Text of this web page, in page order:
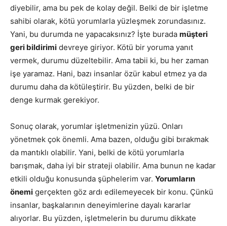
diyebilir, ama bu pek de kolay değil. Belki de bir işletme
sahibi olarak, kötü yorumlarla yüzleşmek zorundasınız.
Yani, bu durumda ne yapacaksınız? İşte burada müşteri
geri bildirimi devreye giriyor. Kötü bir yoruma yanıt
vermek, durumu düzeltebilir. Ama tabii ki, bu her zaman
işe yaramaz. Hani, bazı insanlar özür kabul etmez ya da
durumu daha da kötüleştirir. Bu yüzden, belki de bir
denge kurmak gerekiyor.
Sonuç olarak, yorumlar işletmenizin yüzü. Onları
yönetmek çok önemli. Ama bazen, olduğu gibi bırakmak
da mantıklı olabilir. Yani, belki de kötü yorumlarla
barışmak, daha iyi bir strateji olabilir. Ama bunun ne kadar
etkili olduğu konusunda şüphelerim var. Yorumların
önemi gerçekten göz ardı edilemeyecek bir konu. Çünkü
insanlar, başkalarının deneyimlerine dayalı kararlar
alıyorlar. Bu yüzden, işletmelerin bu durumu dikkate